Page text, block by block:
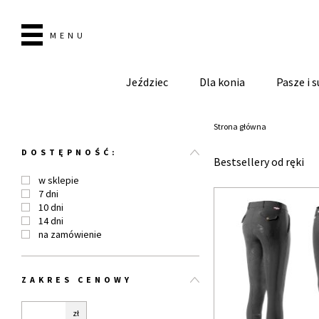
MENU
Jeździec Dla konia Pasze i
Strona główna
DOSTĘPNOŚĆ:
w sklepie
7 dni
10 dni
14 dni
na zamówienie
ZAKRES CENOWY
Bestsellery od ręki